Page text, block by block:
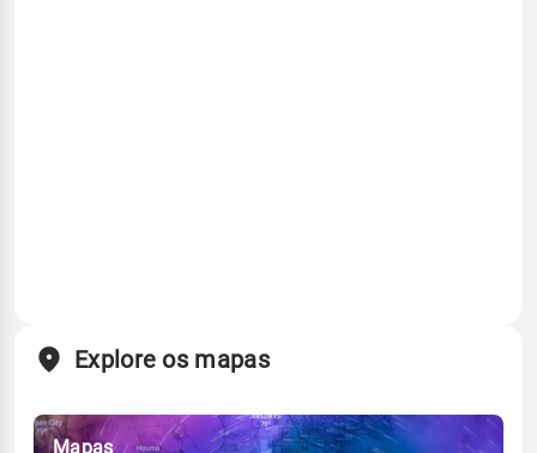
Explore os mapas
Mapas